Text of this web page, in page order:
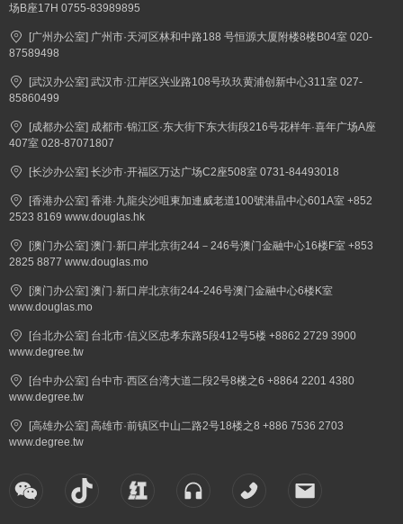
场B座17H 0755-83989895
[广州办公室] 广州市·天河区林和中路188 号恒源大厦附楼8楼B04室 020-
87589498
[武汉办公室] 武汉市·江岸区兴业路108号玖玖黄浦创新中心311室 027-
85860499
[成都办公室] 成都市·锦江区·东大街下东大街段216号花样年·喜年广场A座
407室 028-87071807
[长沙办公室] 长沙市·开福区万达广场C2座508室 0731-84493018
[香港办公室] 香港·九龍尖沙咀東加連威老道100號港晶中心601A室 +852
2523 8169 www.douglas.hk
[澳门办公室] 澳门·新口岸北京街244－246号澳门金融中心16楼F室 +853
2825 8877 www.douglas.mo
[澳门办公室] 澳门·新口岸北京街244-246号澳门金融中心6楼K室
www.douglas.mo
[台北办公室] 台北市·信义区忠孝东路5段412号5楼 +8862 2729 3900
www.degree.tw
[台中办公室] 台中市·西区台湾大道二段2号8楼之6 +8864 2201 4380
www.degree.tw
[高雄办公室] 高雄市·前镇区中山二路2号18楼之8 +886 7536 2703
www.degree.tw